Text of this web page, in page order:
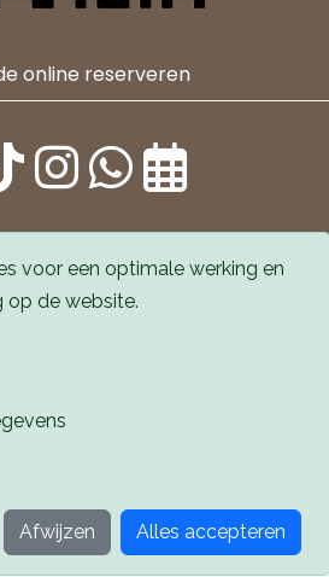
online reserveren
is parkeergelegenheid voor de
Webdesign PlazaXL
voor een optimale werking en
op de website.
Alles accepteren
Afwijzen